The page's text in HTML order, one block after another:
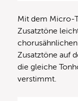
Mit dem Micro-
Zusatztöne
Zusatztöne auf
die gleiche
verstimmt.